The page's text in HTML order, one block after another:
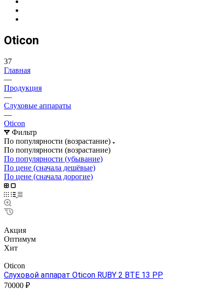
Oticon
37
Главная
—
Продукция
—
Слуховые аппараты
—
Oticon
Фильтр
По популярности (возрастание)
По популярности (возрастание)
По популярности (убывание)
По цене (сначала дешёвые)
По цене (сначала дорогие)
Акция
Оптимум
Хит
Oticon
Слуховой аппарат Oticon RUBY 2 BTE 13 PP
70000 ₽